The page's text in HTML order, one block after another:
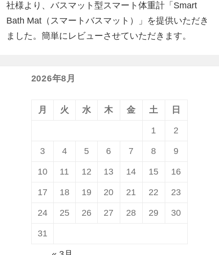
社様より、バスマット型スマート体重計「Smart
Bath Mat（スマートバスマット）」を提供いただき
ました。簡単にレビューさせていただきます。
2026年8月
月 火 水 木 金 土 日
1 2
3 4 5 6 7 8 9
10 11 12 13 14 15 16
17 18 19 20 21 22 23
24 25 26 27 28 29 30
31